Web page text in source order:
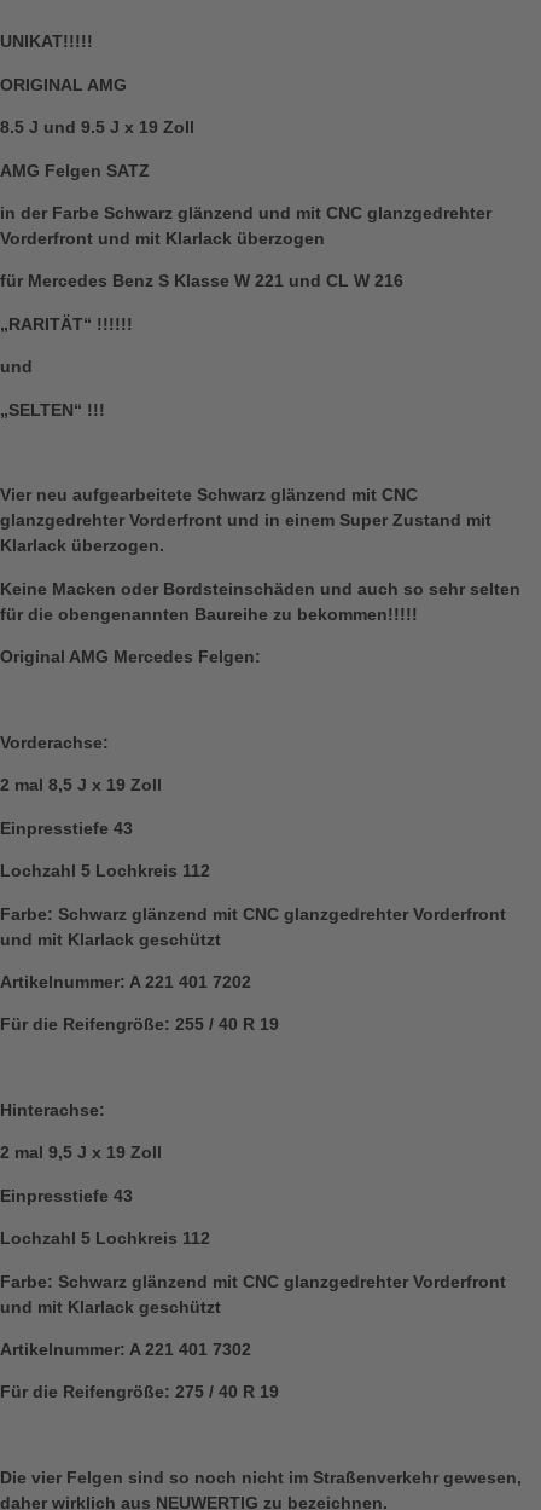
UNIKAT!!!!!
ORIGINAL AMG
8.5 J und 9.5 J x 19 Zoll
AMG Felgen SATZ
in der Farbe Schwarz glänzend und mit CNC glanzgedrehter
Vorderfront und mit Klarlack überzogen
für Mercedes Benz S Klasse W 221 und CL W 216
„RARITÄT“ !!!!!!
und
„SELTEN“ !!!
Vier neu aufgearbeitete Schwarz glänzend mit CNC
glanzgedrehter Vorderfront und in einem Super Zustand mit
Klarlack überzogen.
Keine Macken oder Bordsteinschäden und auch so sehr selten
für die obengenannten Baureihe zu bekommen!!!!!
Original AMG Mercedes Felgen:
Vorderachse:
2 mal 8,5 J x 19 Zoll
Einpresstiefe 43
Lochzahl 5 Lochkreis 112
Farbe: Schwarz glänzend mit CNC glanzgedrehter Vorderfront
und mit Klarlack geschützt
Artikelnummer: A 221 401 7202
Für die Reifengröße: 255 / 40 R 19
Hinterachse:
2 mal 9,5 J x 19 Zoll
Einpresstiefe 43
Lochzahl 5 Lochkreis 112
Farbe: Schwarz glänzend mit CNC glanzgedrehter Vorderfront
und mit Klarlack geschützt
Artikelnummer: A 221 401 7302
Für die Reifengröße: 275 / 40 R 19
Die vier Felgen sind so noch nicht im Straßenverkehr gewesen,
daher wirklich aus NEUWERTIG zu bezeichnen.